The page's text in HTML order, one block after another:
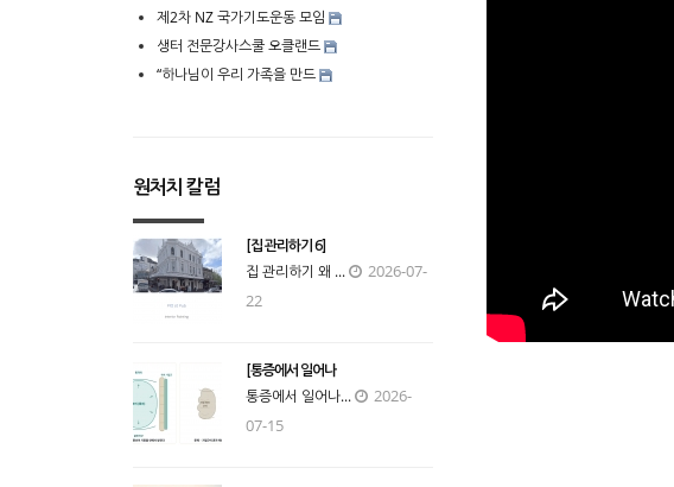
제2차 NZ 국가기도운동 모임
생터 전문강사스쿨 오클랜드
“하나님이 우리 가족을 만드
원처치 칼럼
[집 관리하기 6]
집 관리하기 왜 ...
2026-07-
22
[통증에서 일어나
통증에서 일어나...
2026-
07-15